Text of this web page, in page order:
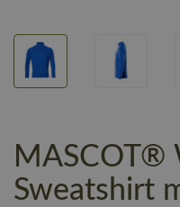
MASCOT®
Sweatshirt